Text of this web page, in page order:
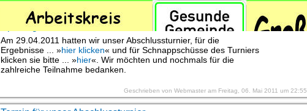
Spielergebnisse vom Abschlussturnier 2011
Am 29.04.2011 hatten wir unser Abschlussturnier, für die
Ergebnisse ... »hier klicken« und für Schnappschüsse des Turniers
klicken sie bitte ... »hier«. Wir möchten und nochmals für die
zahlreiche Teilnahme bedanken.
Geschrieben von Webmaster am Freitag, 06. Mai 2011 um 22:55.